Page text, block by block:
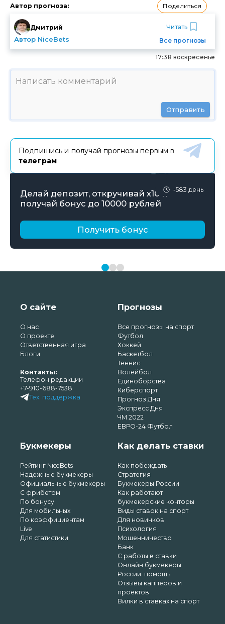
Автор прогноза: Поделиться
Дмитрий
Автор NiceBets
Читать
Все прогнозы
17:38 воскресенье
Отправить
Подпишись и получай прогнозы первым в
телеграм
-583 день
Делай депозит, откручивай х10 и
получай бонус до 10000 рублей
Получить бонус
О сайте
О нас
О проекте
Ответственная игра
Блоги
Контакты:
Телефон редакции
+7-910-688-7538
Тех. поддержка
Прогнозы
Все прогнозы на спорт
Футбол
Хоккей
Баскетбол
Теннис
Волейбол
Единоборства
Киберспорт
Прогноз Дня
Экспресс Дня
ЧМ 2022
ЕВРО-24 Футбол
Букмекеры
Рейтинг NiceBets
Надежные букмекеры
Официальные букмекеры
С фрибетом
По бонусу
Для мобильных
По коэффициентам
Live
Для статистики
Как делать ставки
Как побеждать
Стратегия
Букмекеры России
Как работают
букмекерские конторы
Виды ставок на спорт
Для новичков
Психология
Мошенничество
Банк
С работы в ставки
Онлайн букмекеры
России: помощь
Отзывы капперов и
проектов
Вилки в ставках на спорт